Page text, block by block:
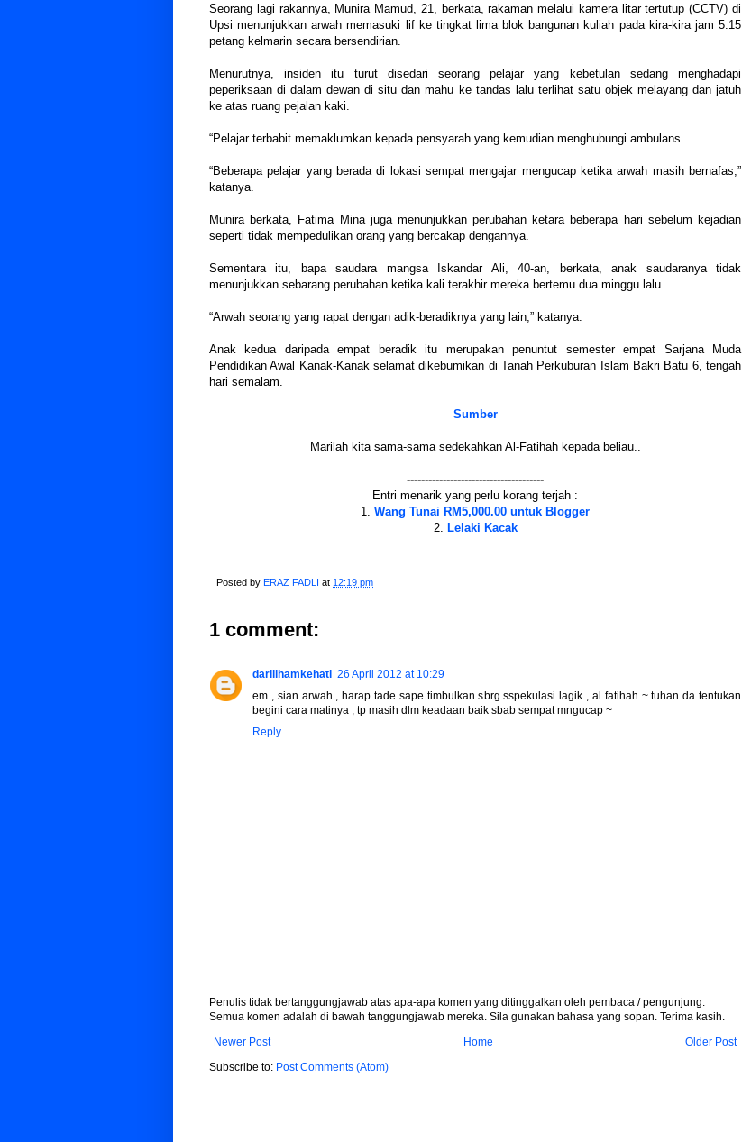
Seorang lagi rakannya, Munira Mamud, 21, berkata, rakaman melalui kamera litar tertutup (CCTV) di
Upsi menunjukkan arwah memasuki lif ke tingkat lima blok bangunan kuliah pada kira-kira jam 5.15
petang kelmarin secara bersendirian.
Menurutnya, insiden itu turut disedari seorang pelajar yang kebetulan­ sedang menghadapi
peperiksaan di dalam dewan di situ dan mahu ke tandas lalu terlihat satu objek melayang dan jatuh
ke atas ruang pejalan kaki.
“Pelajar terbabit memaklumkan kepada pensyarah yang kemudian menghubungi ambulans.
“Beberapa pelajar yang berada di lokasi sempat mengajar mengucap ketika arwah masih bernafas,”
katanya.
Munira berkata, Fatima Mina juga menunjukkan perubahan ketara beberapa hari sebelum kejadian
seperti tidak mempedulikan orang yang bercakap dengannya.
Sementara itu, bapa saudara mangsa Iskandar Ali, 40-an, berkata, anak saudaranya tidak
menunjukkan sebarang perubahan ketika kali terakhir mereka bertemu dua minggu lalu.
“Arwah seorang yang rapat dengan adik-beradiknya yang lain,” katanya.
Anak kedua daripada empat beradik itu merupakan penuntut semester empat Sarjana Muda
Pendidikan Awal Kanak-Kanak selamat dikebumikan di Tanah Perkuburan Islam Bakri Batu 6, tengah
hari semalam.
Sumber
Marilah kita sama-sama sedekahkan Al-Fatihah kepada beliau..
--------------------------------------
Entri menarik yang perlu korang terjah :
1. Wang Tunai RM5,000.00 untuk Blogger
2. Lelaki Kacak
Posted by ERAZ FADLI at 12:19 pm
1 comment:
dariilhamkehati 26 April 2012 at 10:29
em , sian arwah , harap tade sape timbulkan sbrg sspekulasi lagik , al fatihah ~ tuhan da tentukan
begini cara matinya , tp masih dlm keadaan baik sbab sempat mngucap ~
Reply
Penulis tidak bertanggungjawab atas apa-apa komen yang ditinggalkan oleh pembaca / pengunjung.
Semua komen adalah di bawah tanggungjawab mereka. Sila gunakan bahasa yang sopan. Terima kasih.
Newer Post
Older Post
Home
Subscribe to: Post Comments (Atom)